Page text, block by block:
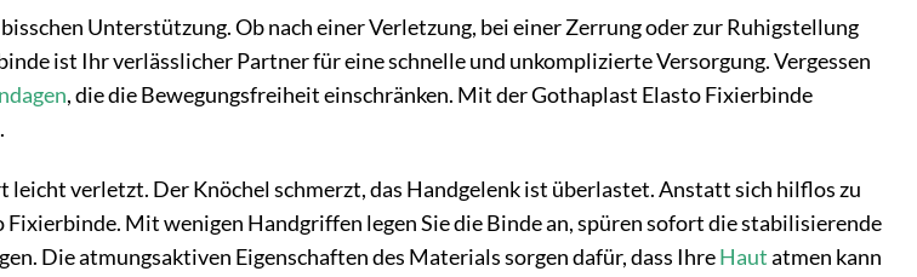
Unterstützung. Ob nach einer Verletzung, bei einer Zerrung oder zur Ruhigstellung
ist Ihr verlässlicher Partner für eine schnelle und unkomplizierte Versorgung. Vergessen
, die die Bewegungsfreiheit einschränken. Mit der Gothaplast Elasto Fixierbinde
leicht verletzt. Der Knöchel schmerzt, das Handgelenk ist überlastet. Anstatt sich hilflos zu
Mit wenigen Handgriffen legen Sie die Binde an, spüren sofort die stabilisierende
Die atmungsaktiven Eigenschaften des Materials sorgen dafür, dass IhreHautatmen kann